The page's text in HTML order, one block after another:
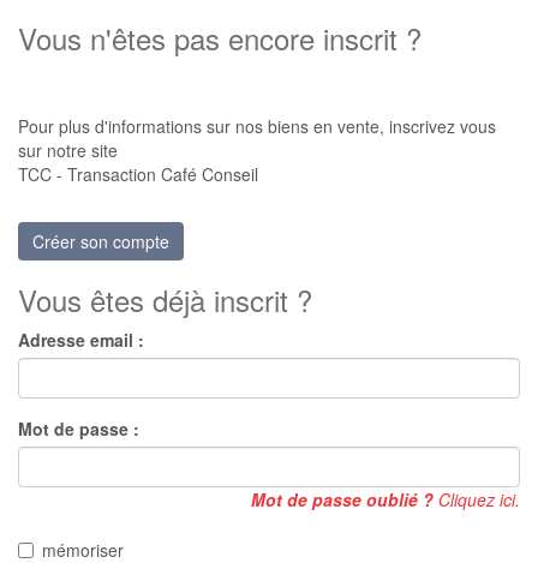
Vous n'êtes pas encore inscrit ?
Pour plus d'informations sur nos biens en vente, inscrivez vous
sur notre site
TCC - Transaction Café Conseil
Créer son compte
Vous êtes déjà inscrit ?
Adresse email :
Mot de passe :
Mot de passe oublié ? Cliquez ici.
mémoriser